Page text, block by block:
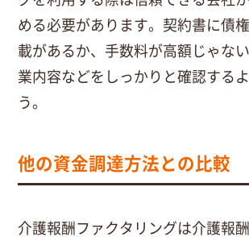
める必要があります。契約書に債
載があるか、手数料が高額じゃな
業内容などをしっかりと確認する
う。
他の資金調達方法との比較
介護報酬ファクタリングは介護報